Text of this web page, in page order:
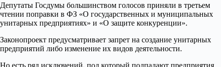
Депутаты Госдумы большинством голосов приняли в третьем
чтении поправки в ФЗ «О государственных и муниципальных
унитарных предприятиях» и «О защите конкуренции».
Законопроект предусматривает запрет на создание унитарных
предприятий либо изменение их видов деятельности.
Но есть ряд исключений, под который подпадают предприятия